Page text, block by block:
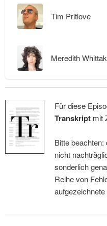
Tim Pritlove
Meredith
Für diese
Transkriptmit
Bitte
nicht
sonderlich
Reihe von